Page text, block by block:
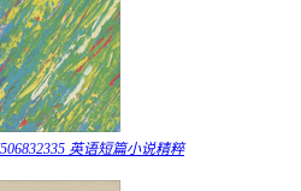
英语短篇小说精粹